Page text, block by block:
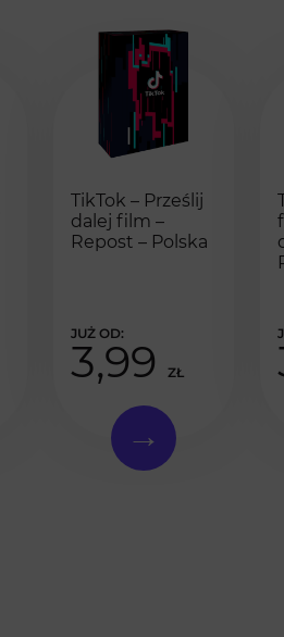
TikTok – Prześlij
dalej film –
Repost – Polska
3,99 ZŁ